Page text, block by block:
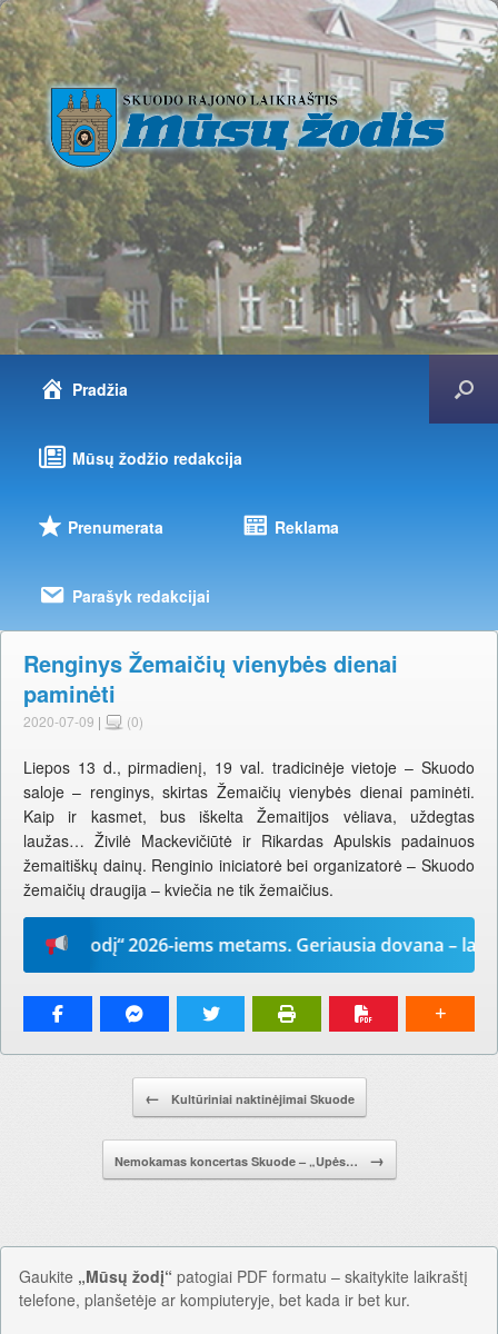
Pradžia
Mūsų žodžio redakcija
Prenumerata Reklama
Parašyk redakcijai
Renginys Žemaičių vienybės dienai
paminėti
2020-07-09 | (0)
Liepos 13 d., pirmadienį, 19 val. tradicinėje vietoje – Skuodo
saloje – renginys, skirtas Žemaičių vienybės dienai paminėti.
Kaip ir kasmet, bus iškelta Žemaitijos vėliava, uždegtas
laužas… Živilė Mackevičiūtė ir Rikardas Apulskis padainuos
žemaitiškų dainų. Renginio iniciatorė bei organizatorė – Skuodo
žemaičių draugija – kviečia ne tik žemaičius.
žodį“ 2026-iems metams. Geriausia dovana –
← Kultūriniai naktinėjimai Skuode
Nemokamas koncertas Skuode – „Upės… →
Gaukite „Mūsų žodį“ patogiai PDF formatu – skaitykite laikraštį
telefone, planšetėje ar kompiuteryje, bet kada ir bet kur.